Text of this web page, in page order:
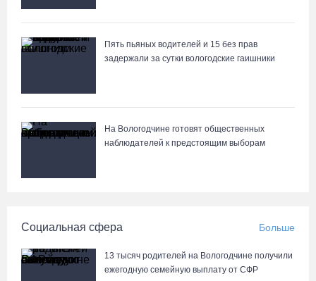
05.08.26 / 14:54
мошенникам 3,5 млн рублей
Нейросеть Kandinsky обучит роботов законам физики
05.08.26 / 12:47
Пять пьяных водителей и 15 без прав
задержали за сутки вологодские гаишники
На Вологодчине готовят общественных
наблюдателей к предстоящим выборам
Социальная сфера Больше
13 тысяч родителей на Вологодчине получили
ежегодную семейную выплату от СФР